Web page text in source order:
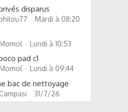
disparus
Mardi à 08:20
Lundi à 10:53
pad c1
Lundi à 09:44
bac de nettoyage
31/7/26